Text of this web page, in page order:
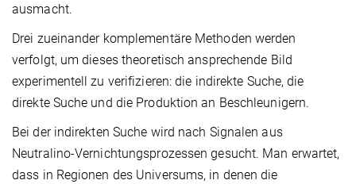
ausmacht.
Drei zueinander komplementäre Methoden werden
verfolgt, um dieses theoretisch ansprechende Bild
experimentell zu verifizieren: die indirekte Suche, die
direkte Suche und die Produktion an Beschleunigern.
Bei der indirekten Suche wird nach Signalen aus
Neutralino-Vernichtungsprozessen gesucht. Man erwartet,
dass in Regionen des Universums, in denen die